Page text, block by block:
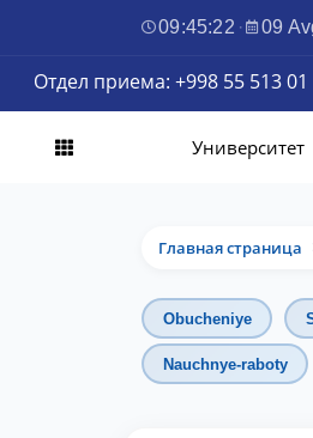
09:45:24 · 09
Отдел приема: +998 55 513 01
Университет
Главная страница
Obucheniye
Nauchnye-raboty